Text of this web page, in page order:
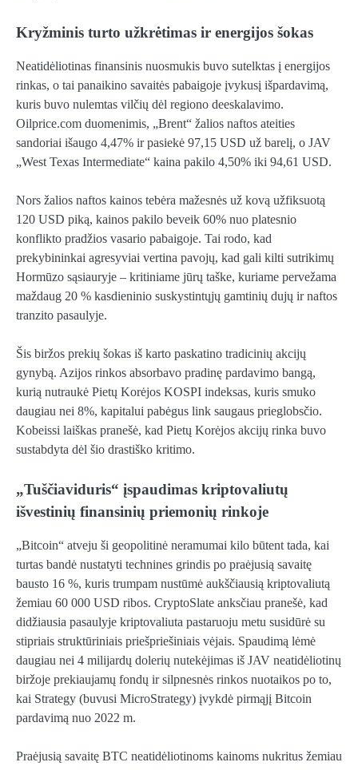
Kryžminis turto užkrėtimas ir energijos šokas
Neatidėliotinas finansinis nuosmukis buvo sutelktas į energijos
rinkas, o tai panaikino savaitės pabaigoje įvykusį išpardavimą,
kuris buvo nulemtas vilčių dėl regiono deeskalavimo.
Oilprice.com duomenimis, „Brent“ žalios naftos ateities
sandoriai išaugo 4,47% ir pasiekė 97,15 USD už barelį, o JAV
„West Texas Intermediate“ kaina pakilo 4,50% iki 94,61 USD.
Nors žalios naftos kainos tebėra mažesnės už kovą užfiksuotą
120 USD piką, kainos pakilo beveik 60% nuo platesnio
konflikto pradžios vasario pabaigoje. Tai rodo, kad
prekybininkai agresyviai vertina pavojų, kad gali kilti sutrikimų
Hormūzo sąsiauryje – kritiniame jūrų taške, kuriame pervežama
maždaug 20 % kasdieninio suskystintųjų gamtinių dujų ir naftos
tranzito pasaulyje.
Šis biržos prekių šokas iš karto paskatino tradicinių akcijų
gynybą. Azijos rinkos absorbavo pradinę pardavimo bangą,
kurią nutraukė Pietų Korėjos KOSPI indeksas, kuris smuko
daugiau nei 8%, kapitalui pabėgus link saugaus prieglobsčio.
Kobeissi laiškas pranešė, kad Pietų Korėjos akcijų rinka buvo
sustabdyta dėl šio drastiško kritimo.
„Tuščiaviduris“ įspaudimas kriptovaliutų
išvestinių finansinių priemonių rinkoje
„Bitcoin“ atveju ši geopolitinė neramumai kilo būtent tada, kai
turtas bandė nustatyti technines grindis po praėjusią savaitę
bausto 16 %, kuris trumpam nustūmė aukščiausią kriptovaliutą
žemiau 60 000 USD ribos. CryptoSlate anksčiau pranešė, kad
didžiausia pasaulyje kriptovaliuta pastaruoju metu susidūrė su
stipriais struktūriniais priešpriešiniais vėjais. Spaudimą lėmė
daugiau nei 4 milijardų dolerių nutekėjimas iš JAV neatidėliotinų
biržoje prekiaujamų fondų ir silpnesnės rinkos nuotaikos po to,
kai Strategy (buvusi MicroStrategy) įvykdė pirmąjį Bitcoin
pardavimą nuo 2022 m.
Praėjusią savaitę BTC neatidėliotinoms kainoms nukritus žemiau